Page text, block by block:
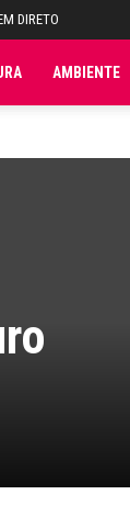
DIRETO
AMBIENTE